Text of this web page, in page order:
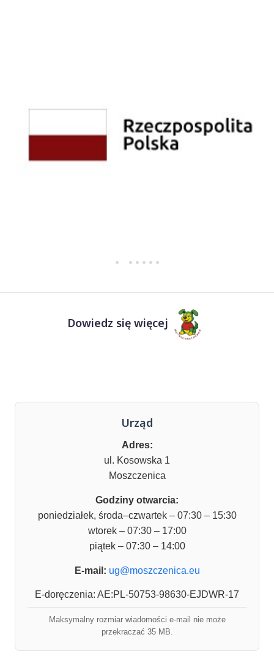
Dowiedz się więcej
Urząd
Adres:
ul. Kosowska 1
Moszczenica
Godziny otwarcia:
poniedziałek, środa–czwartek – 07:30 – 15:30
wtorek – 07:30 – 17:00
piątek – 07:30 – 14:00
E-mail: ug@moszczenica.eu
E-doręczenia: AE:PL-50753-98630-EJDWR-17
Maksymalny rozmiar wiadomości e-mail nie może
przekraczać 35 MB.